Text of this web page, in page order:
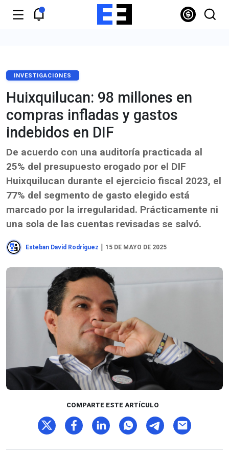
INVESTIGACIONES
Huixquilucan: 98 millones en
compras infladas y gastos
indebidos en DIF
De acuerdo con una auditoría practicada al
25% del presupuesto erogado por el DIF
Huixquilucan durante el ejercicio fiscal 2023, el
77% del segmento de gasto elegido está
marcado por la irregularidad. Prácticamente ni
una sola de las cuentas revisadas se salvó.
Esteban David Rodríguez | 15 DE MAYO DE 2025
COMPARTE ESTE ARTÍCULO